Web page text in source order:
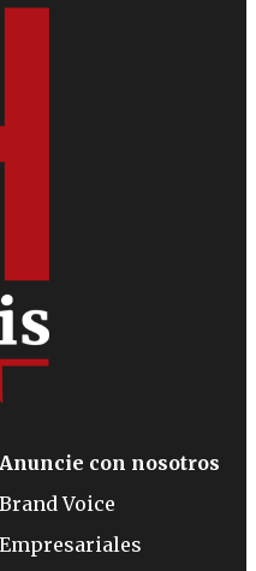
Anuncie con nosotros
Brand Voice
Empresariales